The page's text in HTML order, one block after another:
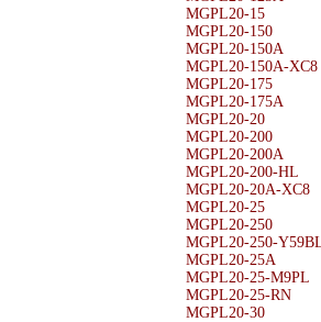
MGPL20-15
MGPL20-150
MGPL20-150A
MGPL20-150A-XC8
MGPL20-175
MGPL20-175A
MGPL20-20
MGPL20-200
MGPL20-200A
MGPL20-200-HL
MGPL20-20A-XC8
MGPL20-25
MGPL20-250
MGPL20-250-
MGPL20-25A
MGPL20-25-M9PL
MGPL20-25-RN
MGPL20-30